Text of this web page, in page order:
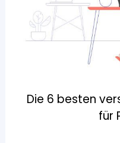
Die 6 besten
für